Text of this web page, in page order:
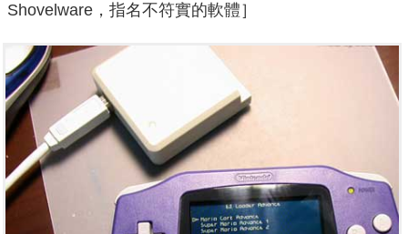
Shovelware，指名不符實的軟體］